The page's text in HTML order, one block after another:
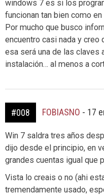
windows 7 es si los
funcionan tan bien como
Por mucho que busco
encuentro casi nada y
esa será una de las claves
instalación… al menos a
#008 FOBIASNO - 17
Win 7 saldra tres años
dijo desde el principio, en
grandes cuentas igual que
Vista lo creais o no (ahi
tremendamente usado,